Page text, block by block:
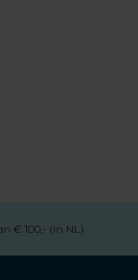
€ 100,- (in NL)